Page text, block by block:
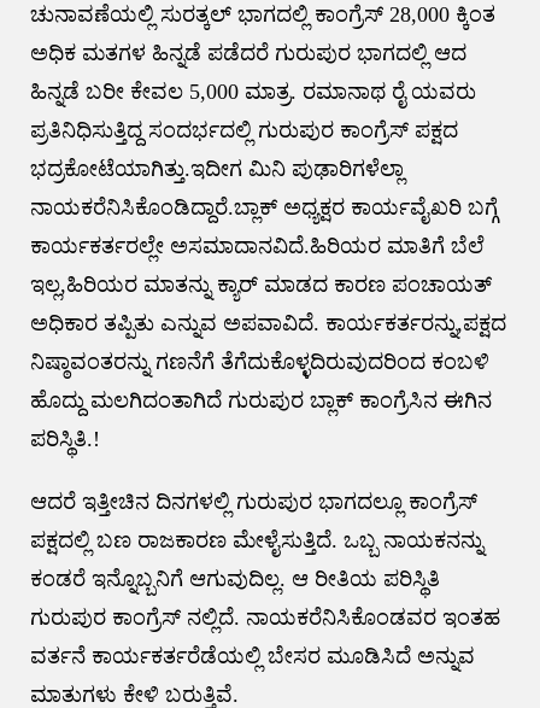
ಚುನಾವಣೆಯಲ್ಲಿ ಸುರತ್ಕಲ್ ಭಾಗದಲ್ಲಿ ಕಾಂಗ್ರೆಸ್ 28,000 ಕ್ಕಿಂತ
ಅಧಿಕ ಮತಗಳ ಹಿನ್ನಡೆ ಪಡೆದರೆ ಗುರುಪುರ ಭಾಗದಲ್ಲಿ ಆದ
ಹಿನ್ನಡೆ ಬರೀ ಕೇವಲ 5,000 ಮಾತ್ರ. ರಮಾನಾಥ ರೈ ಯವರು
ಪ್ರತಿನಿಧಿಸುತ್ತಿದ್ದ ಸಂದರ್ಭದಲ್ಲಿ ಗುರುಪುರ ಕಾಂಗ್ರೆಸ್ ಪಕ್ಷದ
ಭದ್ರಕೋಟೆಯಾಗಿತ್ತು.ಇದೀಗ ಮಿನಿ ಪುಢಾರಿಗಳೆಲ್ಲಾ
ನಾಯಕರೆನಿಸಿಕೊಂಡಿದ್ದಾರೆ.ಬ್ಲಾಕ್ ಅಧ್ಯಕ್ಷರ ಕಾರ್ಯವೈಖರಿ ಬಗ್ಗೆ
ಕಾರ್ಯಕರ್ತರಲ್ಲೇ ಅಸಮಾದಾನವಿದೆ.ಹಿರಿಯರ ಮಾತಿಗೆ ಬೆಲೆ
ಇಲ್ಲ,ಹಿರಿಯರ ಮಾತನ್ನು ಕ್ಯಾರ್ ಮಾಡದ ಕಾರಣ ಪಂಚಾಯತ್
ಅಧಿಕಾರ ತಪ್ಪಿತು ಎನ್ನುವ ಅಪವಾವಿದೆ. ಕಾರ್ಯಕರ್ತರನ್ನು,ಪಕ್ಷದ
ನಿಷ್ಠಾವಂತರನ್ನು ಗಣನೆಗೆ ತೆಗೆದುಕೊಳ್ಳದಿರುವುದರಿಂದ ಕಂಬಳಿ
ಹೊದ್ದು ಮಲಗಿದಂತಾಗಿದೆ ಗುರುಪುರ ಬ್ಲಾಕ್ ಕಾಂಗ್ರೆಸಿನ ಈಗಿನ
ಪರಿಸ್ಥಿತಿ.!
ಆದರೆ ಇತ್ತೀಚಿನ ದಿನಗಳಲ್ಲಿ ಗುರುಪುರ ಭಾಗದಲ್ಲೂ ಕಾಂಗ್ರೆಸ್
ಪಕ್ಷದಲ್ಲಿ ಬಣ ರಾಜಕಾರಣ ಮೇಳೈಸುತ್ತಿದೆ. ಒಬ್ಬ ನಾಯಕನನ್ನು
ಕಂಡರೆ ಇನ್ನೊಬ್ಬನಿಗೆ ಆಗುವುದಿಲ್ಲ. ಆ ರೀತಿಯ ಪರಿಸ್ಥಿತಿ
ಗುರುಪುರ ಕಾಂಗ್ರೆಸ್ ನಲ್ಲಿದೆ. ನಾಯಕರೆನಿಸಿಕೊಂಡವರ ಇಂತಹ
ವರ್ತನೆ ಕಾರ್ಯಕರ್ತರೆಡೆಯಲ್ಲಿ ಬೇಸರ ಮೂಡಿಸಿದೆ ಅನ್ನುವ
ಮಾತುಗಳು ಕೇಳಿ ಬರುತ್ತಿವೆ.